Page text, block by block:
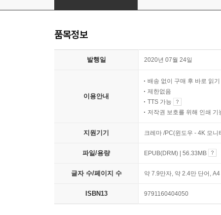
품목정보
발행일 2020년 07월 24일
이용안내
배송 없이 구매 후 바로 읽기
제한없음
TTS 가능
저작권 보호를 위해 인쇄 기
지원기기 크레마 /PC(윈도우 - 4K 모
파일/용량 EPUB(DRM) | 56.33MB
글자 수/페이지 수 약 7.9만자, 약 2.4만 단어,
ISBN13 9791160404050